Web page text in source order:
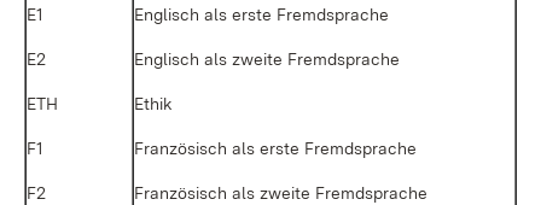
E1 Eng­lisch als ers­te Fremd­spra­che
E2 Eng­lisch als zwei­te Fremd­spra­che
ETH Ethik
F1 Fran­zö­sisch als ers­te Fremd­spra­che
F2 Fran­zö­sisch als zwei­te Fremd­spra­che